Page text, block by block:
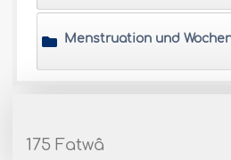
175 Fatwâ